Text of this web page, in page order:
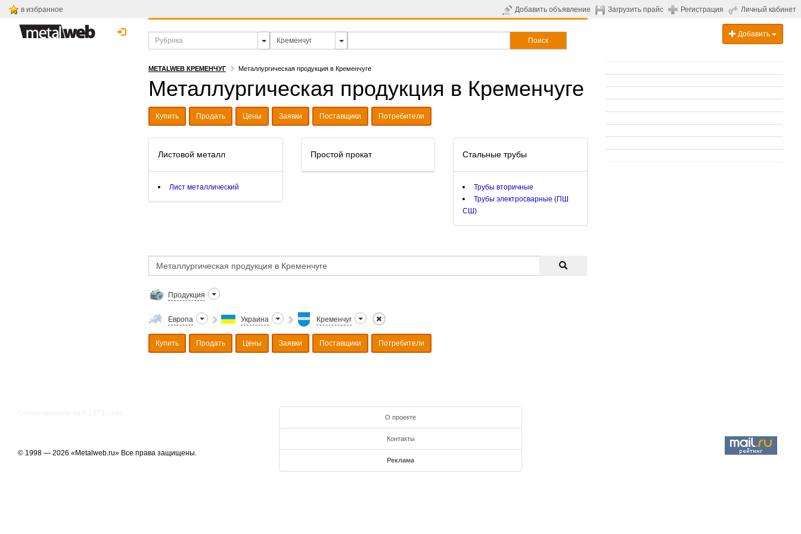
в избранное Добавить объявление Загрузить прайс Регистрация Личный кабинет
Поиск
Добавить
METALWEB КРЕМЕНЧУГ Металлургическая продукция в Кременчуге
Металлургическая продукция в Кременчуге
Купить Продать Цены Заявки Поставщики Потребители
Листовой металл
Лист металлический
Простой прокат Стальные трубы
Трубы вторичные
Трубы электросварные (ПШ
СШ)
Продукция
Европа Украина Кременчуг
Купить Продать Цены Заявки Поставщики Потребители
© 1998 — 2026 «Metalweb.ru» Все права защищены.
О проекте
Контакты
Реклама